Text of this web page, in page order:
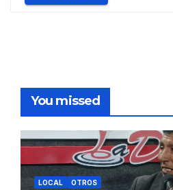
You missed
LOCAL OTROS